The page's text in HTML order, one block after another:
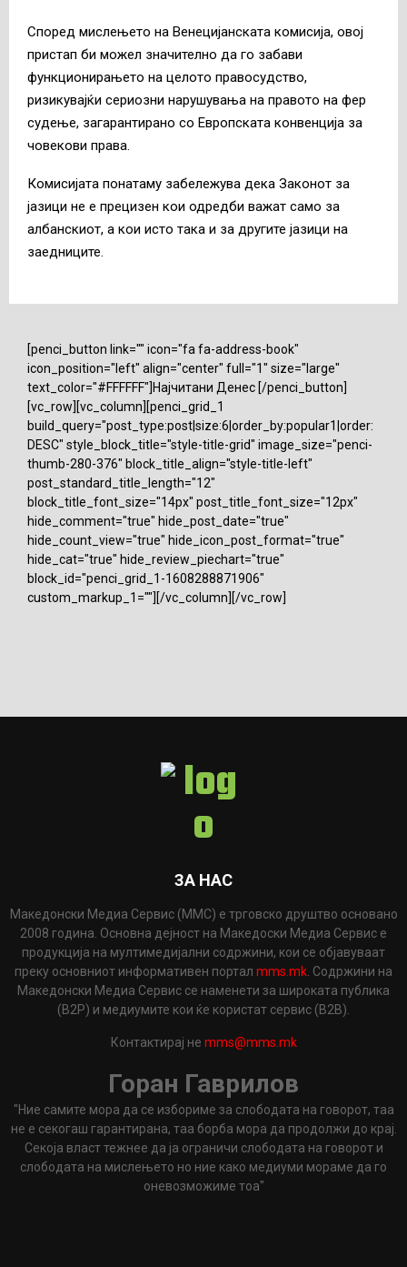
Според мислењето на Венецијанската комисија, овој
пристап би можел значително да го забави
функционирањето на целото правосудство,
ризикувајќи сериозни нарушувања на правото на фер
судење, загарантирано со Европската конвенција за
човекови права.
Комисијата понатаму забележува дека Законот за
јазици не е прецизен кои одредби важат само за
албанскиот, а кои исто така и за другите јазици на
заедниците.
[penci_button link="" icon="fa fa-address-book"
icon_position="left" align="center" full="1" size="large"
text_color="#FFFFFF"]Најчитани Денес [/penci_button]
[vc_row][vc_column][penci_grid_1
build_query="post_type:post|size:6|order_by:popular1|order:
DESC" style_block_title="style-title-grid" image_size="penci-
thumb-280-376" block_title_align="style-title-left"
post_standard_title_length="12"
block_title_font_size="14px" post_title_font_size="12px"
hide_comment="true" hide_post_date="true"
hide_count_view="true" hide_icon_post_format="true"
hide_cat="true" hide_review_piechart="true"
block_id="penci_grid_1-1608288871906"
custom_markup_1=""][/vc_column][/vc_row]
ЗА НАС
Македонски Медиа Сервис (ММС) е трговско друштво основано
2008 година. Основна дејност на Македоски Медиа Сервис е
продукција на мултимедијални содржини, кои се објавуваат
преку основниот информативен портал mms.mk . Содржини на
Македонски Медиа Сервис се наменети за широката публика
(B2P) и медиумите кои ќе користат сервис (B2B).
Контактирај не mms@mms.mk
Горан Гаврилов
"Ние самите мора да се избориме за слободата на говорот, таа
не е секогаш гарантирана, таа борба мора да продолжи до крај.
Секоја власт тежнее да ја ограничи слободата на говорот и
слободата на мислењето но ние како медиуми мораме да го
оневозможиме тоа"